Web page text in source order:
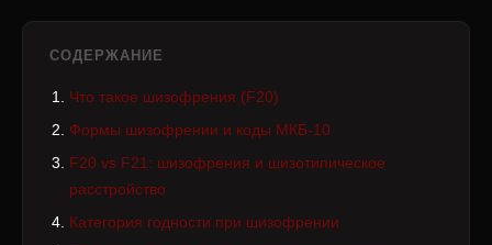
СОДЕРЖАНИЕ
Что такое шизофрения (F20)
Формы шизофрении и коды МКБ-10
F20 vs F21: шизофрения и шизотипическое
расстройство
Категория годности при шизофрении